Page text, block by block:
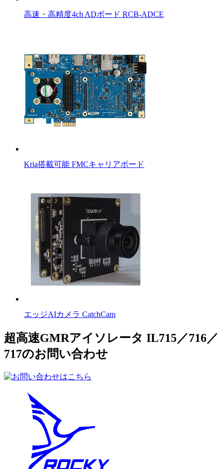
高速・高精度4ch ADボード RCB-ADCE
Kria搭載可能 FMCキャリアボード
エッジAIカメラ CatchCam
超高速GMRアイソレータ IL715／716／
717のお問い合わせ